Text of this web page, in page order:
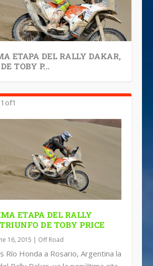
ETAPA DEL RALLY DAKAR,
TOBY P...
ETAPA DEL RALLY
DE TOBY PRICE
16, 2015 | Off Road
Río Honda a Rosario, Argentina la